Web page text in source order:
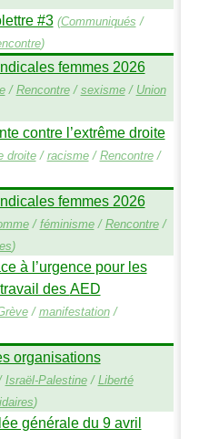
#3 (Communiqués /
)
femmes 2026
/ Rencontre/ sexisme/ Union
contre l’extrême droite
droite/ racisme/ Rencontre/
femmes 2026
/ féminisme/ Rencontre/
)
à l’urgence pour les
des AED
/ manifestation/
organisations
Israël-Palestine/ Liberté
)
générale du 9 avril